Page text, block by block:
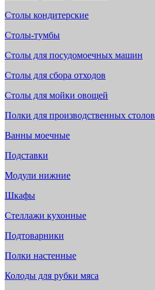
Столы кондитерские
Столы-тумбы
Столы для посудомоечных машин
Столы для сбора отходов
Столы для мойки овощей
Полки для производственных столов
Ванны моечные
Подставки
Модули нижние
Шкафы
Стеллажи кухонные
Подтоварники
Полки настенные
Колоды для рубки мяса